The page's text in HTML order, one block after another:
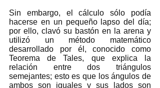
Sin embargo, el cálculo sólo podía
hacerse en un pequeño lapso del día;
por ello, clavó su bastón en la arena y
utilizó un método matemático
desarrollado por él, conocido como
Teorema de Tales, que explica la
relación entre dos triángulos
semejantes; esto es que los ángulos de
ambos son iguales y sus lados son